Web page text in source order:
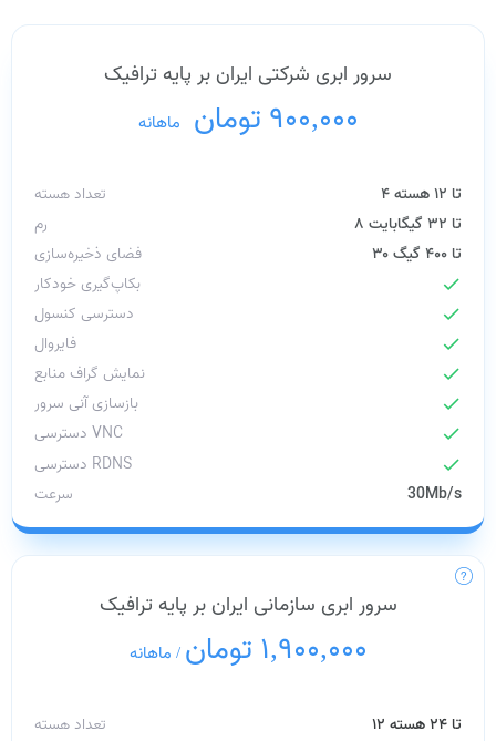
سرور ابری شرکتی ایران بر پایه ترافیک
900,000 تومان ماهانه
تعداد هسته
۴ تا ۱۲ هسته
رم
۸ تا ۳۲ گیگابایت
فضای ذخیره‌سازی
۳۰ تا ۴۰۰ گیگ
بکاپ‌گیری خودکار
check
دسترسی کنسول check
فایروال check
نمایش گراف منابع check
بازسازی آنی سرور check
دسترسی VNC check
دسترسی RDNS check
سرعت 30Mb/s
سرور ابری سازمانی ایران بر پایه ترافیک
1,900,000 تومان / ماهانه
تعداد هسته
۱۲ تا ۲۴ هسته